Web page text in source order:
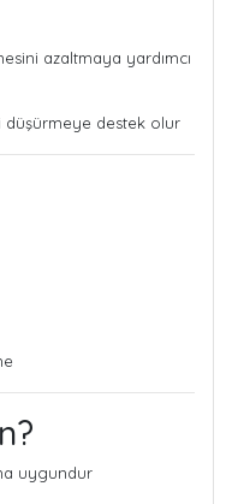
azaltmaya yardımcı
düşürmeye destek olur
uygundur